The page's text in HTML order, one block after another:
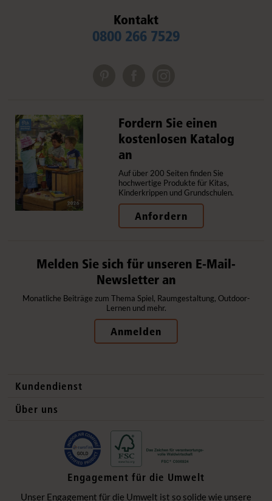
Kontakt
0800 266 7529
Fordern Sie einen
kostenlosen Katalog
an
Auf über 200 Seiten finden Sie
hochwertige Produkte für Kitas,
Kinderkrippen und Grundschulen.
Anfordern
Melden Sie sich für unseren E-Mail-
Newsletter an
Monatliche Beiträge zum Thema Spiel, Raumgestaltung, Outdoor-
Lernen und mehr.
Anmelden
Kundendienst
Kontaktdaten
Häufig gestellte Fragen
Datenschutzerklärung
Impressum
Über uns
Qualitätsprodukte
Gesund und sicher
Flexible Einrichtung
Ökologisch verantwortlich
Engagement für die Umwelt
Unser Engagement für die Umwelt ist so solide wie unsere